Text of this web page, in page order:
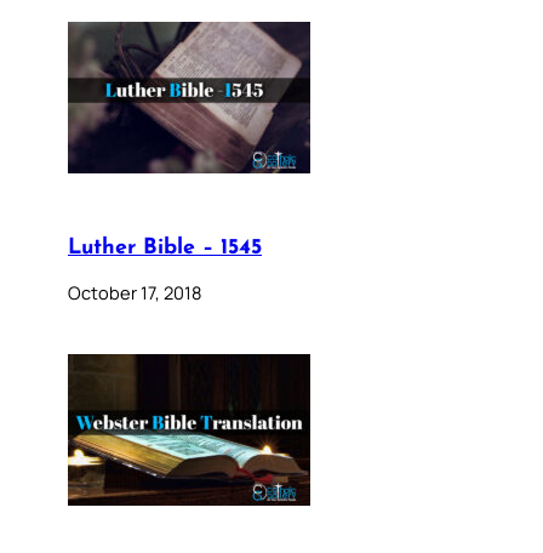
Luther Bible – 1545
October 17, 2018